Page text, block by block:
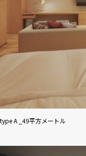
type A _49平方メートル